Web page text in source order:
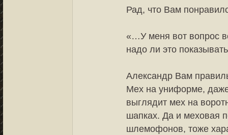
Рад, что Вам
«…У меня вот вопрос
надо ли это
Александр Вам
Мех на униформе,
выглядит мех на
шапках. Да и меховая
шлемофонов, тоже